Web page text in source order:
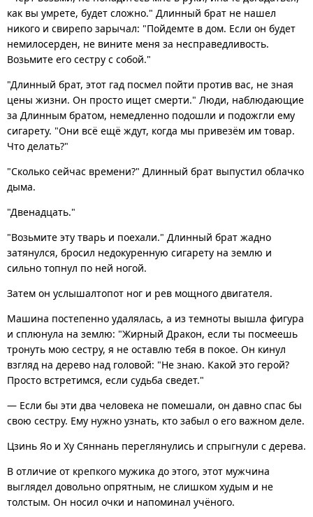
как вы умрете, будет сложно." Длинный брат не нашел
никого и свирепо зарычал: "Пойдемте в дом. Если он будет
немилосерден, не вините меня за несправедливость.
Возьмите его сестру с собой."
"Длинный брат, этот гад посмел пойти против вас, не зная
цены жизни. Он просто ищет смерти." Люди, наблюдающие
за Длинным братом, немедленно подошли и подожгли ему
сигарету. "Они всё ещё ждут, когда мы привезём им товар.
Что делать?"
"Сколько сейчас времени?" Длинный брат выпустил облачко
дыма.
"Двенадцать."
"Возьмите эту тварь и поехали." Длинный брат жадно
затянулся, бросил недокуренную сигарету на землю и
сильно топнул по ней ногой.
Затем он услышалтопот ног и рев мощного двигателя.
Машина постепенно удалялась, а из темноты вышла фигура
и сплюнула на землю: "Жирный Дракон, если ты посмеешь
тронуть мою сестру, я не оставлю тебя в покое. Он кинул
взгляд на дерево над головой: "Не знаю. Какой это герой?
Просто встретимся, если судьба сведет."
— Если бы эти два человека не помешали, он давно спас бы
свою сестру. Ему нужно узнать, кто забыл о его важном деле.
Цзинь Яо и Ху Сяннань переглянулись и спрыгнули с дерева.
В отличие от крепкого мужика до этого, этот мужчина
выглядел довольно опрятным, не слишком худым и не
толстым. Он носил очки и напоминал учёного.